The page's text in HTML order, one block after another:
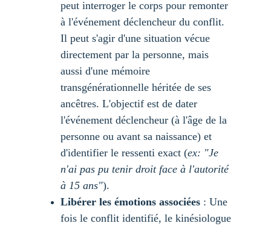
peut interroger le corps pour remonter
à l'événement déclencheur du conflit.
Il peut s'agir d'une situation vécue
directement par la personne, mais
aussi d'une mémoire
transgénérationnelle héritée de ses
ancêtres. L'objectif est de dater
l'événement déclencheur (à l'âge de la
personne ou avant sa naissance) et
d'identifier le ressenti exact (ex: "Je
n'ai pas pu tenir droit face à l'autorité
à 15 ans").
Libérer les émotions associées : Une
fois le conflit identifié, le kinésiologue